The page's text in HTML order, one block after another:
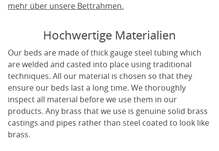
mehr über unsere Bettrahmen.
Hochwertige Materialien
Our beds are made of thick gauge steel tubing which
are welded and casted into place using traditional
techniques. All our material is chosen so that they
ensure our beds last a long time. We thoroughly
inspect all material before we use them in our
products. Any brass that we use is genuine solid brass
castings and pipes rather than steel coated to look like
brass.